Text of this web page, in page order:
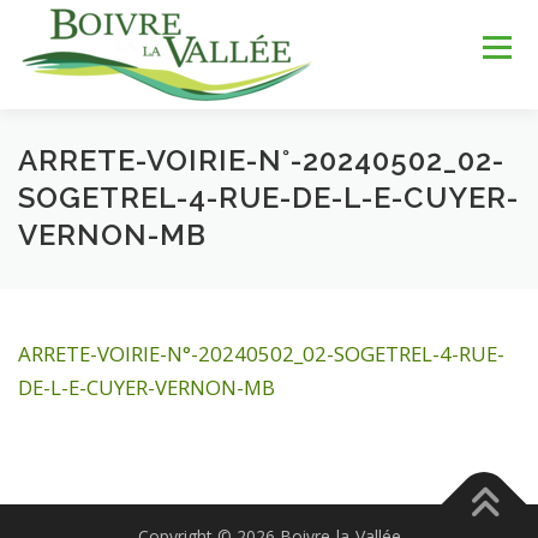
contenu
Menu
LA COMMUNE SERVICES JEUNESSE
ARRETE-VOIRIE-N°-20240502_02-
SOGETREL-4-RUE-DE-L-E-CUYER-
VERNON-MB
ARRETE-VOIRIE-N°-20240502_02-SOGETREL-4-RUE-
DE-L-E-CUYER-VERNON-MB